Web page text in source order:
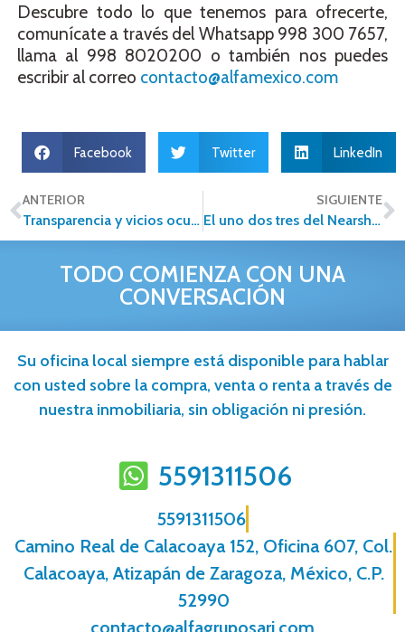
Descubre todo lo que tenemos para ofrecerte,
comunícate a través del Whatsapp 998 300 7657,
llama al 998 8020200 o también nos puedes
escribir al correo contacto@alfamexico.com
Facebook Twitter LinkedIn
ANTERIOR
Transparencia y vicios ocultos en las casas en venta
SIGUIENTE
El uno dos tres del Nearshoring para el sector inmobiliario
TODO COMIENZA CON UNA
CONVERSACIÓN
Su oficina local siempre está disponible para hablar
con usted sobre la compra, venta o renta a través de
nuestra inmobiliaria, sin obligación ni presión.
5591311506
5591311506
Camino Real de Calacoaya 152, Oficina 607, Col.
Calacoaya, Atizapán de Zaragoza, México, C.P.
52990
contacto@alfagruposari.com